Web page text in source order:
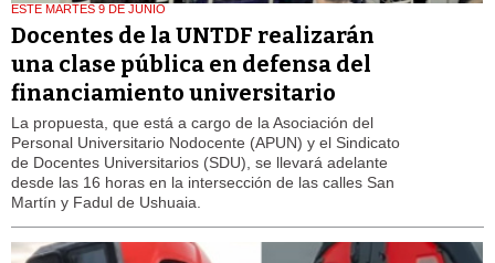
ESTE MARTES 9 DE JUNIO
Docentes de la UNTDF realizarán
una clase pública en defensa del
financiamiento universitario
La propuesta, que está a cargo de la Asociación del
Personal Universitario Nodocente (APUN) y el Sindicato
de Docentes Universitarios (SDU), se llevará adelante
desde las 16 horas en la intersección de las calles San
Martín y Fadul de Ushuaia.